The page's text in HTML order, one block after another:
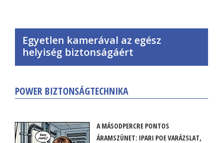
Egyetlen kamerával az egész
helyiség biztonságáért
POWER BIZTONSÁGTECHNIKA
A MÁSODPERCRE PONTOS
ÁRAMSZÜNET: IPARI POE VARÁZSLAT,